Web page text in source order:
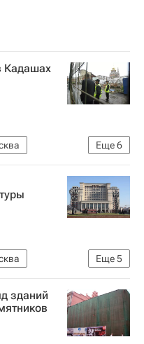
Кадашах
Еще6
Элитное жилье
Еще5
зданий